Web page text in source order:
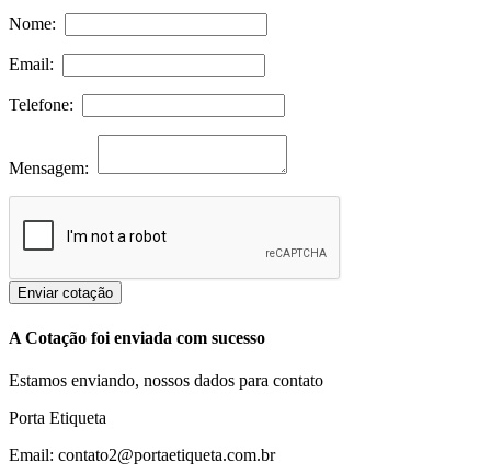
Nome:
Email:
Telefone:
Mensagem:
Enviar cotação
A Cotação foi enviada com sucesso
Estamos enviando, nossos dados para contato
Porta Etiqueta
Email: contato2@portaetiqueta.com.br